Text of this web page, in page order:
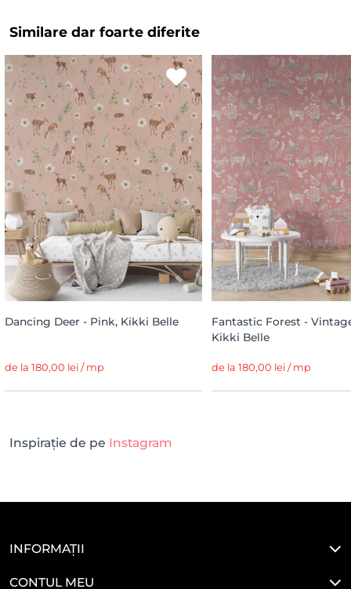
Similare dar foarte diferite
Dancing Deer - Pink, Kikki Belle
de la 180,00 lei / mp
Fantastic Forest -
Kikki Belle
de la 180,00 lei / mp
Inspirație de pe Instagram
INFORMAȚII
CONTUL MEU